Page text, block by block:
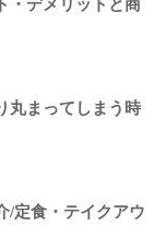
・デメリットと商
丸まってしまう時
/定食・テイクアウ